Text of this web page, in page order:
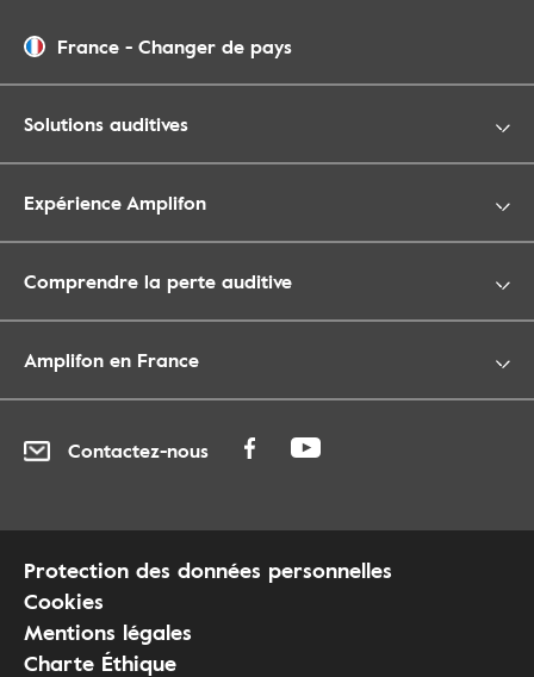
France - Changer de pays
Solutions auditives
Expérience Amplifon
Comprendre la perte auditive
Amplifon en France
Contactez-nous
Protection des données personnelles
Cookies
Mentions légales
Charte Éthique